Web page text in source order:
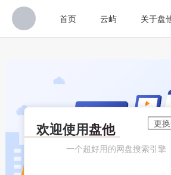
首页 云屿 关于盘
欢迎使用盘他
一个超好用的网盘搜索引擎